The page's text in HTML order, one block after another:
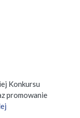
Konkursu
promowanie